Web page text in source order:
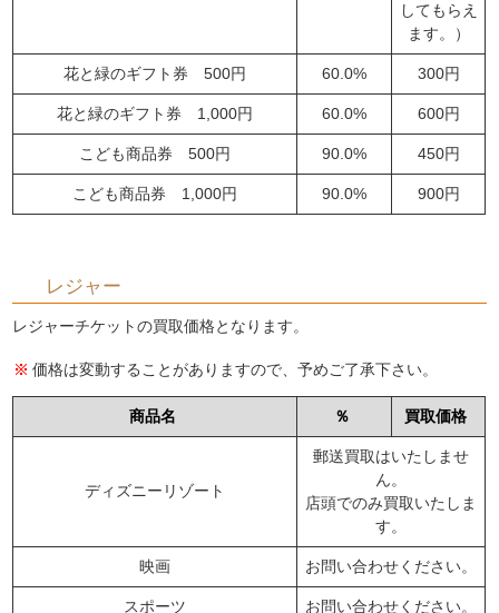
してもらえ
ます。）
花と緑のギフト券 500円 60.0% 300円
花と緑のギフト券 1,000円 60.0% 600円
こども商品券 500円 90.0% 450円
こども商品券 1,000円 90.0% 900円
レジャー
レジャーチケットの買取価格となります。
価格は変動することがありますので、予めご了承下さい。
商品名 ％ 買取価格
ディズニーリゾート
郵送買取はいたしませ
ん。
店頭でのみ買取いたしま
す。
映画 お問い合わせください。
スポーツ お問い合わせください。